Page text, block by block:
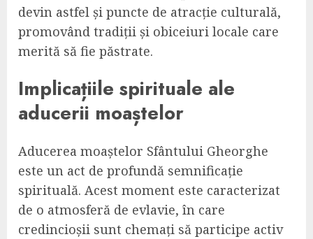
devin astfel și puncte de atracție culturală,
promovând tradiții și obiceiuri locale care
merită să fie păstrate.
Implicațiile spirituale ale
aducerii moaștelor
Aducerea moaștelor Sfântului Gheorghe
este un act de profundă semnificație
spirituală. Acest moment este caracterizat
de o atmosferă de evlavie, în care
credincioșii sunt chemați să participe activ